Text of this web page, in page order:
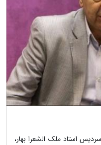
استاد ملک الشعرا بهار،